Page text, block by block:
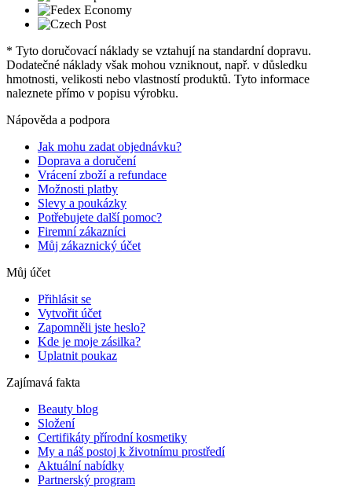
* Tyto doručovací náklady se vztahují na standardní dopravu.
Dodatečné náklady však mohou vzniknout, např. v důsledku
hmotnosti, velikosti nebo vlastností produktů. Tyto informace
naleznete přímo v popisu výrobku.
Nápověda a podpora
Jak mohu zadat objednávku?
Doprava a doručení
Vrácení zboží a refundace
Možnosti platby
Slevy a poukázky
Potřebujete další pomoc?
Firemní zákazníci
Můj zákaznický účet
Můj účet
Přihlásit se
Vytvořit účet
Zapomněli jste heslo?
Kde je moje zásilka?
Uplatnit poukaz
Zajímavá fakta
Beauty blog
Složení
Certifikáty přírodní kosmetiky
My a náš postoj k životnímu prostředí
Aktuální nabídky
Partnerský program